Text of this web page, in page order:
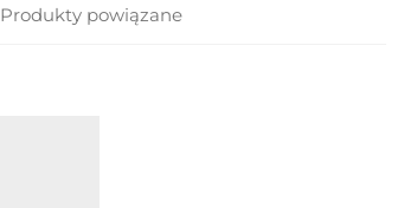
Produkty powiązane